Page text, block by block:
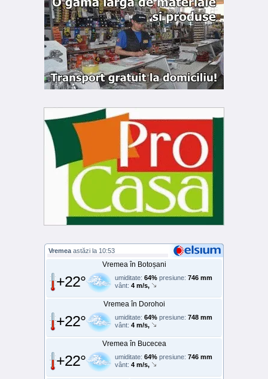
Vremeaastăzi la 10:53
Vremea în Botoșani
+22° umiditate: 64% presiune: 746 mm
vânt: 4 m/s,
Vremea în Dorohoi
+22° umiditate: 64% presiune: 748 mm
vânt: 4 m/s,
Vremea în Bucecea
+22° umiditate: 64% presiune: 746 mm
vânt: 4 m/s,